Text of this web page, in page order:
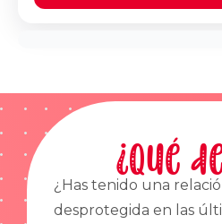
¿Qué
¿Has tenido una
desprotegida en las